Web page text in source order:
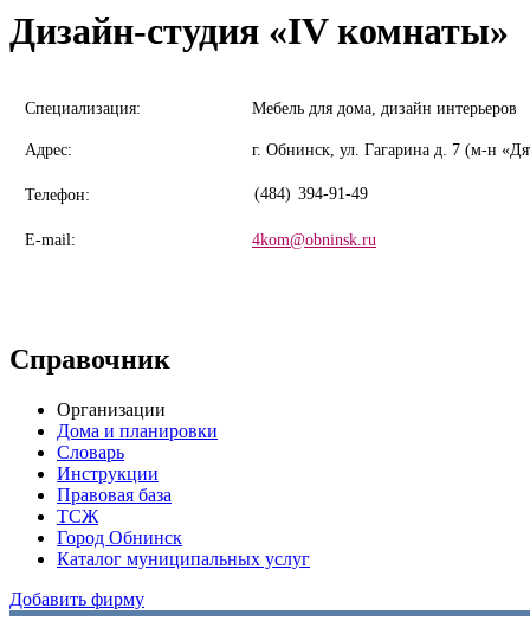
Дизайн-студия «IV комнаты»
Специализация: Мебель для дома, дизайн интерьеров
Адрес: г. Обнинск, ул. Гагарина д. 7 (м-н
Телефон: (484) 394-91-49
E-mail: 4kom@obninsk.ru
Справочник
Организации
Дома и планировки
Словарь
Инструкции
Правовая база
ТСЖ
Город Обнинск
Каталог муниципальных услуг
Добавить фирму